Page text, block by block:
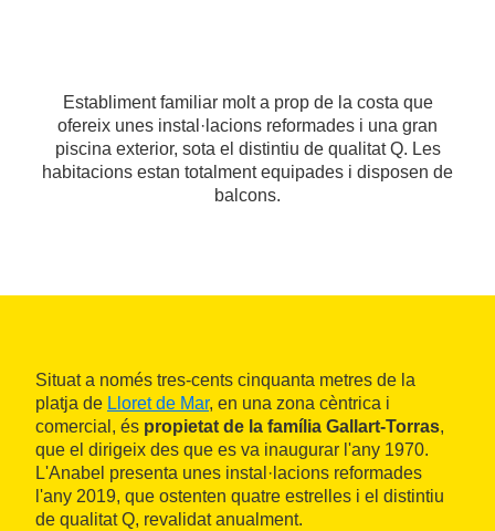
Establiment familiar molt a prop de la costa que
ofereix unes instal·lacions reformades i una gran
piscina exterior, sota el distintiu de qualitat Q. Les
habitacions estan totalment equipades i disposen de
balcons.
Situat a només tres-cents cinquanta metres de la
platja de Lloret de Mar, en una zona cèntrica i
comercial, és propietat de la família Gallart-Torras,
que el dirigeix des que es va inaugurar l'any 1970.
L'Anabel presenta unes instal·lacions reformades
l'any 2019, que ostenten quatre estrelles i el distintiu
de qualitat Q, revalidat anualment.